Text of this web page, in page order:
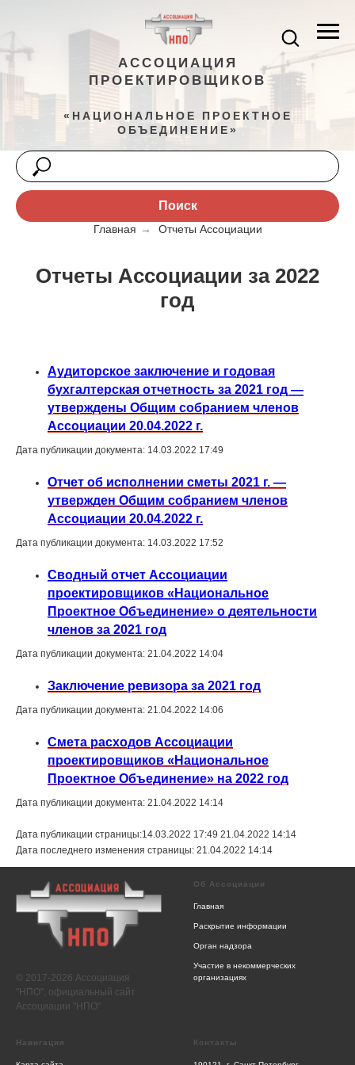
АССОЦИАЦИЯ
ПРОЕКТИРОВЩИКОВ
«НАЦИОНАЛЬНОЕ ПРОЕКТНОЕ
ОБЪЕДИНЕНИЕ»
Поиск
Главная → Отчеты Ассоциации
Отчеты Ассоциации за 2022
год
Аудиторское заключение и годовая
бухгалтерская отчетность за 2021 год —
утверждены Общим собранием членов
Ассоциации 20.04.2022 г.
Дата публикации документа: 14.03.2022 17:49
Отчет об исполнении сметы 2021 г. —
утвержден Общим собранием членов
Ассоциации 20.04.2022 г.
Дата публикации документа: 14.03.2022 17:52
Сводный отчет Ассоциации
проектировщиков «Национальное
Проектное Объединение» о деятельности
членов за 2021 год
Дата публикации документа: 21.04.2022 14:04
Заключение ревизора за 2021 год
Дата публикации документа: 21.04.2022 14:06
Смета расходов Ассоциации
проектировщиков «Национальное
Проектное Объединение» на 2022 год
Дата публикации документа: 21.04.2022 14:14
Дата публикации страницы:14.03.2022 17:49 21.04.2022 14:14
Дата последнего изменения страницы: 21.04.2022 14:14
© 2017-2026 Ассоциация
"НПО", официальный сайт
Ассоциации "НПО"
Об Ассоциации
Главная
Раскрытие информации
Орган надзора
Участие в некоммерческих
организациях
Навигация Контакты